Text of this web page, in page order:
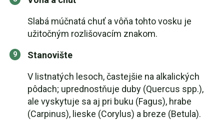
Slabá múčnatá chuť a vôňa tohto vosku je
užitočným rozlišovacím znakom.
Stanovište
V listnatých lesoch, častejšie na alkalických
pôdach; uprednostňuje duby (Quercus spp.),
ale vyskytuje sa aj pri buku (Fagus), hrabe
(Carpinus), lieske (Corylus) a breze (Betula).